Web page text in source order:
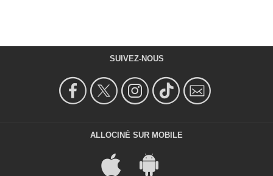
SUIVEZ-NOUS
ALLOCINÉ SUR MOBILE